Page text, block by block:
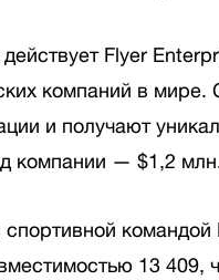
Flyer
компаний в мире.
и получают
компании — $1,2
13 409,